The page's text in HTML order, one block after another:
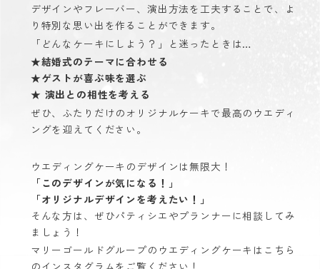
デザインやフレーバー、演出方法を工夫することで、よ
り特別な思い出を作ることができます。
「どんなケーキにしよう？」と迷ったときは…
★結婚式のテーマに合わせる
★ゲストが喜ぶ味を選ぶ
★ 演出との相性を考える
ぜひ、ふたりだけのオリジナルケーキで最高のウエディ
ングを迎えてください。
ウエディングケーキのデザインは無限大！
「このデザインが気になる！」
「オリジナルデザインを考えたい！」
そんな方は、ぜひパティシエやプランナーに相談してみ
ましょう！
マリーゴールドグループのウエディングケーキはこちら